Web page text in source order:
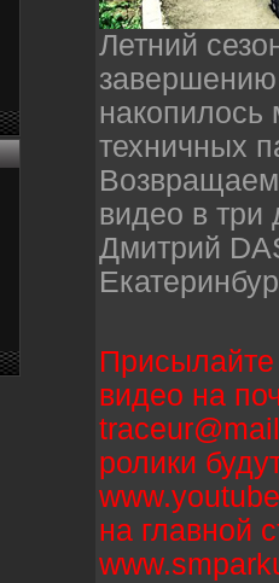
Летний
завершению
накопилось
техничных
видео в три
Дмитрий
видео на
ролики
на главной